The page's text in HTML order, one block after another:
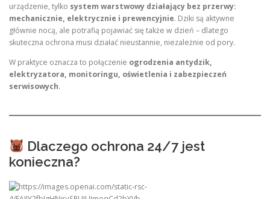
urządzenie, tylko system warstwowy działający bez przerwy:
mechanicznie, elektrycznie i prewencyjnie. Dziki są aktywne
głównie nocą, ale potrafią pojawiać się także w dzień – dlatego
skuteczna ochrona musi działać nieustannie, niezależnie od pory.
W praktyce oznacza to połączenie ogrodzenia antydzik,
elektryzatora, monitoringu, oświetlenia i zabezpieczeń
serwisowych.
Dlaczego ochrona 24/7 jest
konieczna?